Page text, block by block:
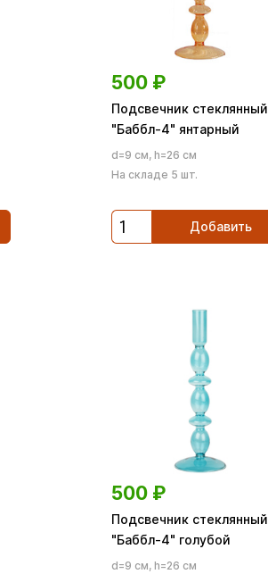
500 ₽
Подсвечник стеклянный
"Баббл-4" янтарный
d=9 см, h=26 см
На складе 5 шт.
Добавить
500 ₽
Подсвечник стеклянный
"Баббл-4" голубой
d=9 см, h=26 см